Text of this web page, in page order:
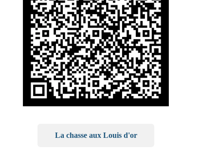
La chasse aux Louis d'or